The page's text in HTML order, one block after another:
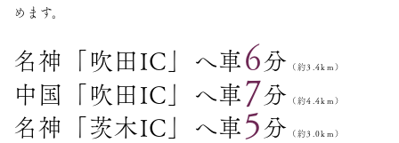
めます。
名神「吹田IC」へ車 6分 （約3.4km）
中国「吹田IC」へ車 7分 （約4.4km）
名神「茨木IC」へ車 5 分 （約3.0km）